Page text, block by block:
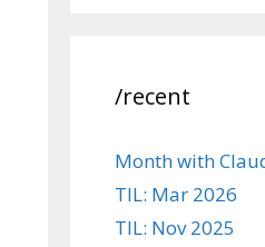
/recent
Month with
TIL: Mar 2026
TIL: Nov 2025